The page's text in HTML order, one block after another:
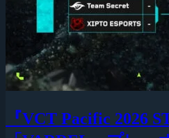
『VCT Pacific 2026